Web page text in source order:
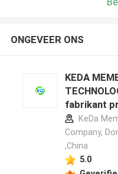
ONGEVEER ONS
KEDA
fabrikant
KeDa
Company,
,China
5.0